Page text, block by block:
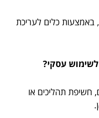
באמצעות כלים לעריכת
חשיפת תהליכים או